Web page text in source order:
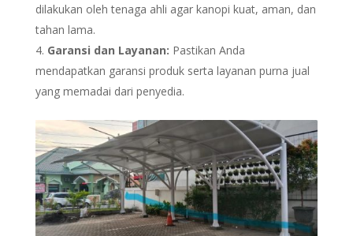
dilakukan oleh tenaga ahli agar kanopi kuat, aman, dan
tahan lama.
Garansi dan Layanan: Pastikan Anda
mendapatkan garansi produk serta layanan purna jual
yang memadai dari penyedia.